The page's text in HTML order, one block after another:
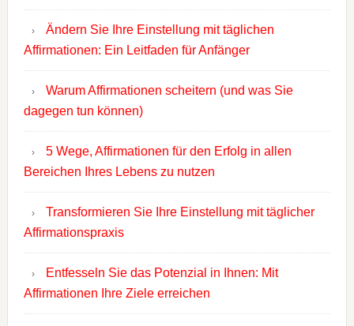
Ändern Sie Ihre Einstellung mit täglichen
Affirmationen: Ein Leitfaden für Anfänger
Warum Affirmationen scheitern (und was Sie
dagegen tun können)
5 Wege, Affirmationen für den Erfolg in allen
Bereichen Ihres Lebens zu nutzen
Transformieren Sie Ihre Einstellung mit täglicher
Affirmationspraxis
Entfesseln Sie das Potenzial in Ihnen: Mit
Affirmationen Ihre Ziele erreichen